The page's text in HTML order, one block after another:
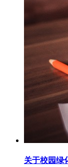
关于校园绿